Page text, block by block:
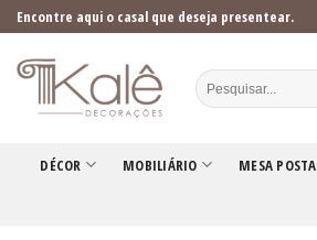
Skip
to
content
Encontre aqui o casal que deseja presentear.
DÉCOR MOBILIÁRIO MESA POSTA